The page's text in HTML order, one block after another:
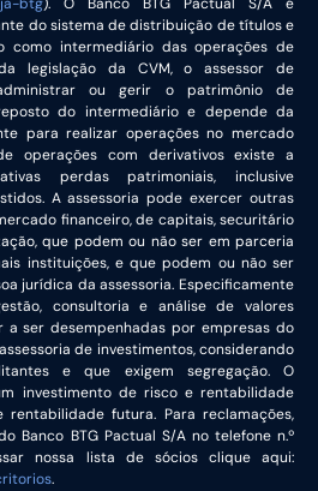
btg). O Banco BTG Pactual S/A é
do sistema de distribuição de títulos e
como intermediário das operações de
legislação da CVM, o assessor de
ou gerir o patrimônio de
do intermediário e depende da
para realizar operações no mercado
operações com derivativos existe a
perdas patrimoniais, inclusive
A assessoria pode exercer outras
financeiro, de capitais, securitário
que podem ou não ser em parceria
instituições, e que podem ou não ser
jurídica da assessoria. Especificamente
consultoria e análise de valores
a ser desempenhadas por empresas do
de investimentos, considerando
e que exigem segregação. O
investimento de risco e rentabilidade
futura. Para reclamações,
Banco BTG Pactual S/A no telefone n.º
nossa lista de sócios clique aqui:
.